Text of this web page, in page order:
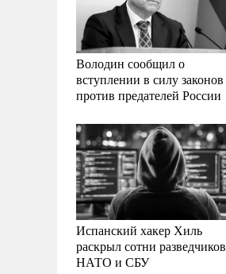
Володин сообщил о
вступлении в силу законов
против предателей России
Испанский хакер Хиль
раскрыл сотни разведчиков
НАТО и СБУ